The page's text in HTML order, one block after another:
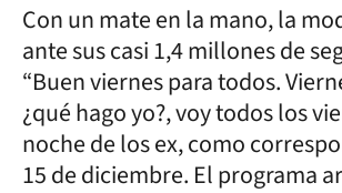
Con un mate en la mano, la
ante sus casi 1,4 millones de
“Buen viernes para todos.
¿qué hago yo?, voy todos los
noche de los ex, como
15 de diciembre. El programa